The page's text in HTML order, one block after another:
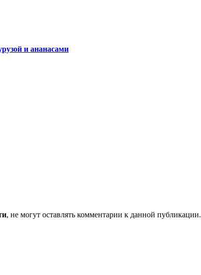
и ананасами
, не могут оставлять комментарии к данной публикации.